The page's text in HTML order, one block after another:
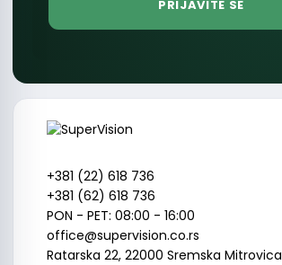
+381 (22) 618 736
+381 (62) 618 736
PON - PET: 08:00 - 16:00
office@supervision.co.rs
Ratarska 22, 22000 Sremska Mitrovica